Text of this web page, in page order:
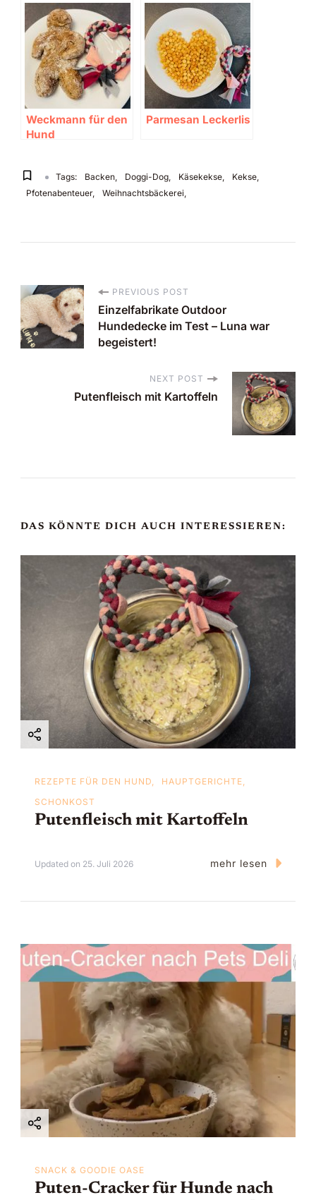
und genießen 🐶
Weckmann für den
Hund
Parmesan Leckerlis
Tags: Backen Doggi-Dog Käsekekse
Kekse
Pfotenabenteuer
Weihnachtsbäckerei
P
o
a
a
o
n
PREVIOUS POST
Einzelfabrikate Outdoor
Hundedecke im Test – Luna war
begeistert!
NEXT POST
Putenfleisch mit Kartoffeln
DAS KÖNNTE DICH AUCH INTERESSIEREN:
REZEPTE FÜR DEN HUND
HAUPTGERICHTE
SCHONKOST
Putenfleisch mit Kartoffeln
Updated on 25. Juli 2026 mehr lesen
SNACK & GOODIE OASE
Puten-Cracker für Hunde nach